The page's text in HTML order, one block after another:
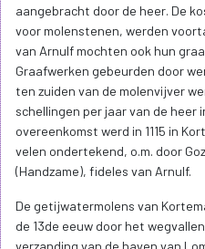
aangebracht door de heer. De
voor molenstenen, werden
van Arnulf mochten ook hun
Graafwerken gebeurden door
ten zuiden van de molenvijver
schellingen per jaar van de heer
overeenkomst werd in 1115 in
velen ondertekend, o.m. door
(Handzame), fideles van Arnulf.
De getijwatermolens van
de 13de eeuw door het